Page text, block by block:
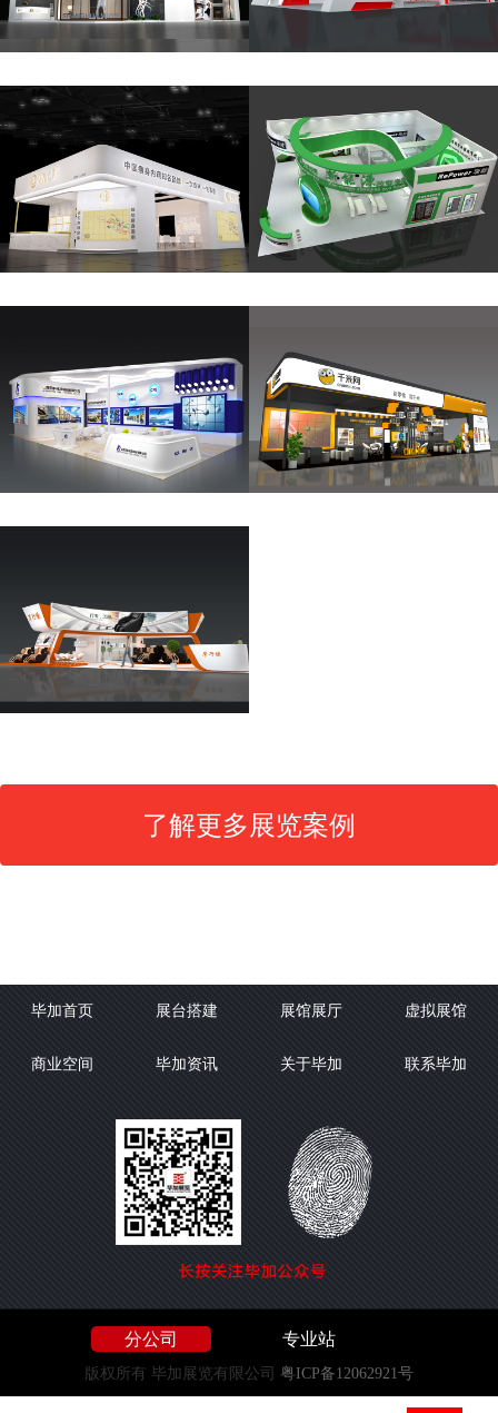
了解更多展览案例
毕加首页 展台搭建 展馆展厅 虚拟展馆
商业空间 毕加资讯 关于毕加 联系毕加
分公司 专业站
版权所有 毕加展览有限公司 粤ICP备12062921号